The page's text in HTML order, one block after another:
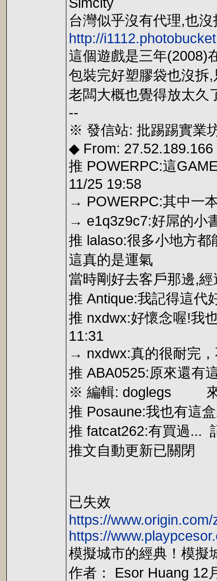
台灣似乎沒有代理,也
http://
這個遊戲是三年(2008)
包裝完好塑膠袋也沒拆
老闆大概也覺得放太久
--
※ 發信站: 批踢踢實業
◆ From: 27.52.189.166
推 POWERPC:這
11/25 19:58
→ POWERPC:其中一
→ e1q3z9c7:好屌的小
推 lalaso:很多小地方
這真的是運氣
當時剛好去客戶那邊,
推 Antique:我記得這代
推 nxdwx:好懷念喔!我
11:31
→ nxdwx:真的很耐完
推 ABA0525:原來還有
※ 編輯: doglegs 來
推 Posaune:我也有這
推 fatcat262:有買過...
推文自動更新已關閉
已失效
https://
https://
模擬城市的經典！模擬
作者： Esor Huang 12